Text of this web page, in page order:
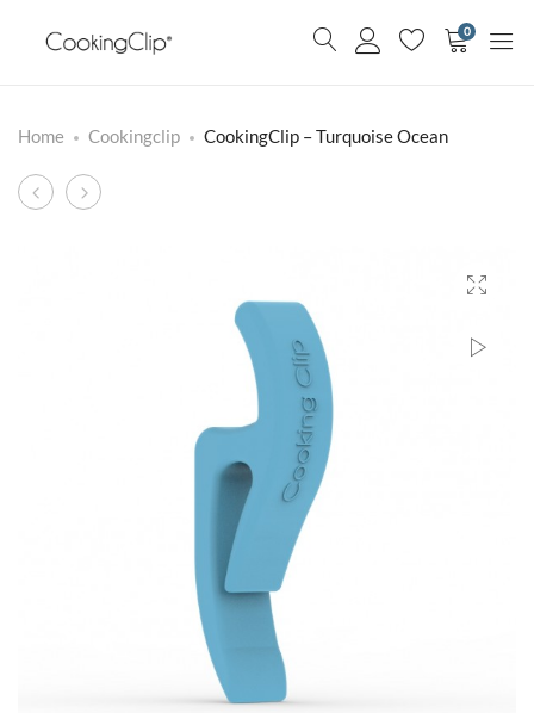
0
Home Cookingclip CookingClip – Turquoise Ocean
Product
CookingClip
CookingClip